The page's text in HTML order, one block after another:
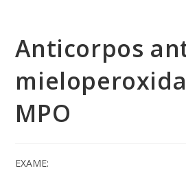
Anticorpos
MPO
EXAME: